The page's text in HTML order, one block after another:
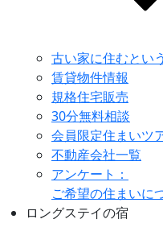
古い家に住むとい
賃貸物件情報
規格住宅販売
30分無料相談
会員限定住まいツ
不動産会社一覧
アンケート：
ご希望の住まいに
ロングステイの宿